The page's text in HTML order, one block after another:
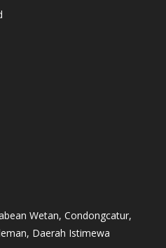
Wetan, Condongcatur,
Daerah Istimewa